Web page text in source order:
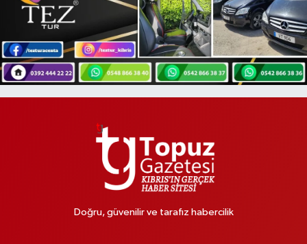
Doğru, güvenilir ve tarafız habercilik